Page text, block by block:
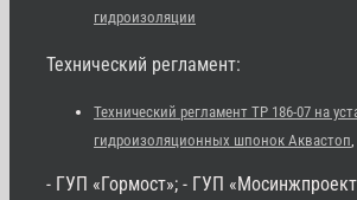
гидроизоляции
Технический регламент:
Технический регламент ТР 186-07 на
гидроизоляционных шпонок Аквастоп
- ГУП «Гормост»; - ГУП